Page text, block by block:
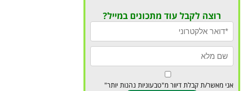
רוצה לקבל עוד מתכונים במייל?
אני מאשר/ת קבלת דיוור מ"טבעוניות נהנות יותר"